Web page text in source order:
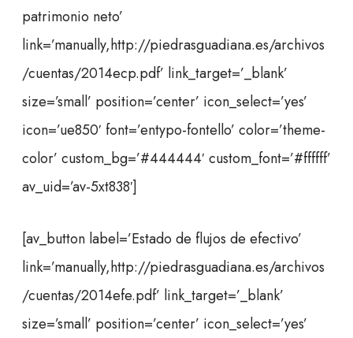
patrimonio neto’
link=’manually,http://piedrasguadiana.es/archivos
/cuentas/2014ecp.pdf’ link_target=’_blank’
size=’small’ position=’center’ icon_select=’yes’
icon=’ue850′ font=’entypo-fontello’ color=’theme-
color’ custom_bg=’#444444′ custom_font=’#ffffff’
av_uid=’av-5xt838′]
[av_button label=’Estado de flujos de efectivo’
link=’manually,http://piedrasguadiana.es/archivos
/cuentas/2014efe.pdf’ link_target=’_blank’
size=’small’ position=’center’ icon_select=’yes’